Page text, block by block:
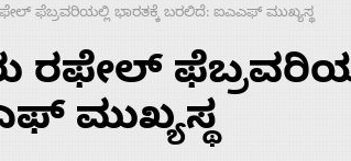
ಫೆಬ್ರವರಿಯಲ್ಲಿ ಭಾರತಕ್ಕೆ ಬರಲಿದೆ: ಐಎಎಫ್‌ ಮುಖ್ಯಸ್ಥ
ರಫೇಲ್‌
ಮುಖ್ಯಸ್ಥ